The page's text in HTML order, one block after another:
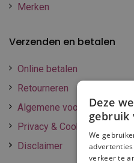
Merken
Verzenden en betalen
Online betalen
Retourneren
Algemene voorwaarden
Privacy & Cookie policy
Disclaimer
Deze
gebruik
We
verkeer te